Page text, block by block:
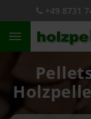
+49 8731